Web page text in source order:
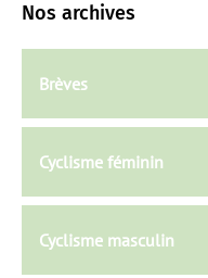
Nos archives
Brèves
Cyclisme féminin
Cyclisme masculin